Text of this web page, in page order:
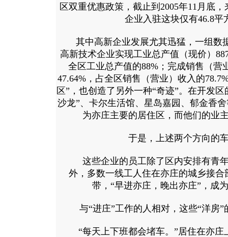
区双重优惠政策，截止到2005年11月底
企业入驻这块仅有46.8平
其中高新企业发展尤其迅猛，一组数
高新技术企业实现工业总产值（现价）
全区工业总产值的88%；完成销售（营
47.64%，占全区销售（营业）收入的
区”，也创造了另外一种“奇迹”。在开发
沙龙”、卡尔生活馆、星岛嘉园、郁金香
为亦庄主要的居住区，而他们的业
于是，上述两个方向的车
这些企业的员工除了区内安排有青年
外，多数一线工人住在亦庄的城乡接
带，“早进亦庄，晚出亦庄”，成
与“进庄”工作的人相对，这些“洋房”
“每天上下班都会堵车。”居住在亦庄